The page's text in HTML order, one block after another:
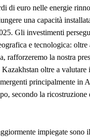
di euro nelle energie
una capacità
Gli investimenti
e tecnologica: oltre
rafforzeremo la nostra
oltre a valutare
principalmente in
secondo la ricostruzione
impiegate sono